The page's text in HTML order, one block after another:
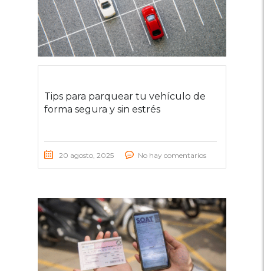
Tips para parquear tu vehículo de
forma segura y sin estrés
20 agosto, 2025 No hay comentarios